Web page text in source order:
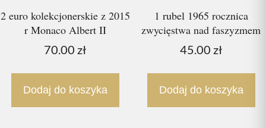
2 euro kolekcjonerskie z 2015
r Monaco Albert II
70.00 zł
Dodaj do koszyka
1 rubel 1965 rocznica
zwycięstwa nad faszyzmem
45.00 zł
Dodaj do koszyka